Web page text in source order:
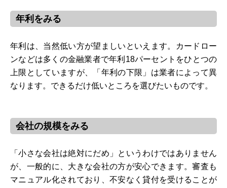
年利をみる
年利は、当然低い方が望ましいといえます。カードロー
ンなどは多くの金融業者で年利18パーセントをひとつの
上限としていますが、「年利の下限」は業者によって異
なります。できるだけ低いところを選びたいものです。
会社の規模をみる
「小さな会社は絶対にだめ」というわけではありません
が、一般的に、大きな会社の方が安心できます。審査も
マニュアル化されており、不安なく貸付を受けることが